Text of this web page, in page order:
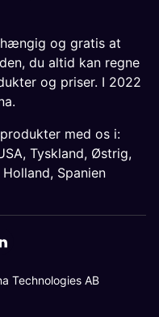
og gratis at
du altid kan regne
og priser. I 2022
med os i:
, Tyskland, Østrig,
Holland, Spanien
Technologies AB